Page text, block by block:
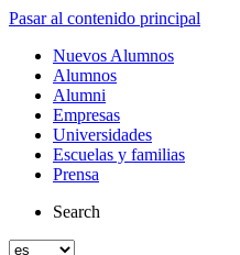
Pasar al contenido principal
Nuevos Alumnos
Alumnos
Alumni
Empresas
Universidades
Escuelas y familias
Prensa
Search